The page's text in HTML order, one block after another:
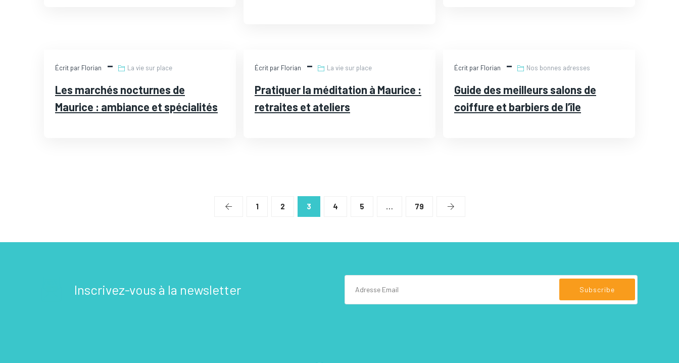
Écrit par Florian La vie sur place
Les marchés nocturnes de
Maurice : ambiance et spécialités
Écrit par Florian La vie sur place
Pratiquer la méditation à Maurice :
retraites et ateliers
Écrit par Florian Nos bonnes adresses
Guide des meilleurs salons de
coiffure et barbiers de l’île
1 2 3 4 5 … 79
Inscrivez-vous à la newsletter